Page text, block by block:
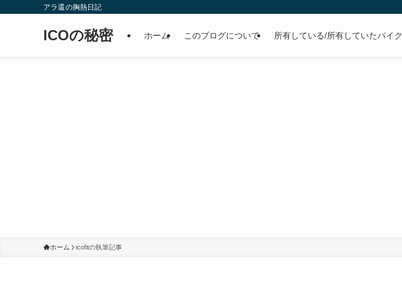
アラ還の胸熱日記
ICOの秘密 ホーム このブログについて 所有している/所有していたバイク
ホーム icofitの執筆記事